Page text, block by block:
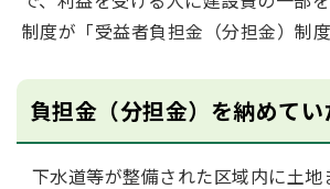
制度が「受益者負担金（分担金）制度
負担金（分担金）を納めて
下水道等が整備された区域内に土地